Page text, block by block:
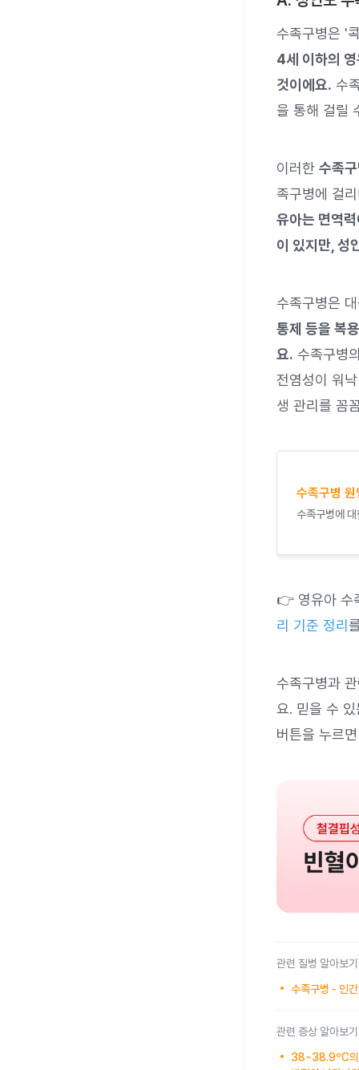
수족구병은 '
4세 이하의
것이에요. 수
을 통해 걸릴
이러한 수족
족구병에 걸
유아는 면역
이 있지만, 성
수족구병은
통제 등을 복
요. 수족구병
전염성이 워
생 관리를 꼼
수족구병
수족구병에
👉 영유아 수
리 기준 정리
수족구병과
요. 믿을 수
버튼을 누르
관련 질병 알아보기
수족구병 - 인
관련 증상 알아보기
38~38.9ºC의